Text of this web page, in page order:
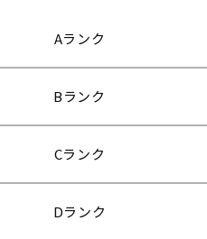
Aランク
Bランク
Cランク
Dランク